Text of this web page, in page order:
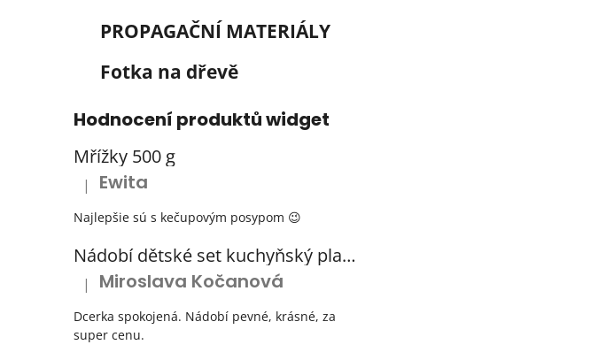
PROPAGAČNÍ MATERIÁLY
Fotka na dřevě
Hodnocení produktů widget
Mřížky 500 g
Hodnocení produktu je 5 z 5 hvězdiček.
| Ewita
Najlepšie sú s kečupovým posypom 😉
Nádobí dětské set kuchyňský plastový s odkapávačem 3 barvy
Hodnocení produktu je 5 z 5 hvězdiček.
| Miroslava Kočanová
Dcerka spokojená. Nádobí pevné, krásné, za
super cenu.